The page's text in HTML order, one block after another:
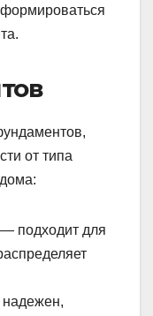
от типа
— подходит для